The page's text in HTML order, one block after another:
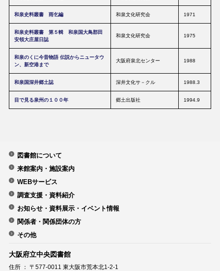
和泉史料叢書 雨乞編 和泉文化研究会 1971
和泉史料叢書 第５輯 和泉国大鳥郡田
安領大庄屋日誌
和泉文化研究会 1975
和泉のくに今昔物語 伝説からニュータウ
ン、新空港まで
大阪府泉北センター 1988
和泉国深井郷土誌 深井文化サ－クル 1988.3
目で見る泉州の１００年 郷土出版社 1994.9
図書館について
来館案内・施設案内
WEBサービス
調査支援・資料紹介
お知らせ・資料展示・イベント情報
関係者・関係団体の方
その他
大阪府立中央図書館
住所 ： 〒577-0011 東大阪市荒本北1-2-1